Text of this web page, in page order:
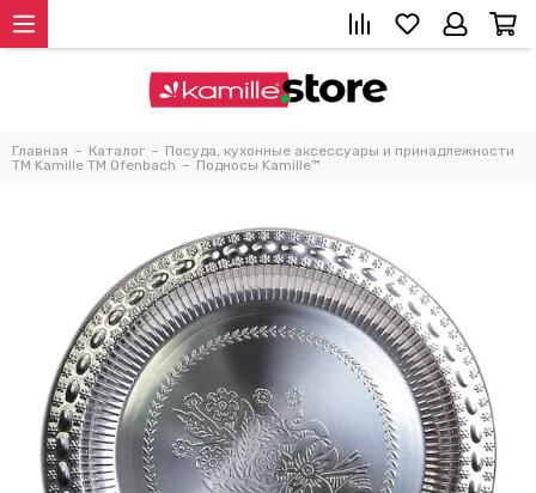
Главная Каталог
Посуда, кухонные аксессуары и принадлежности
TM Kamille TM Ofenbach
Подносы Kamille™